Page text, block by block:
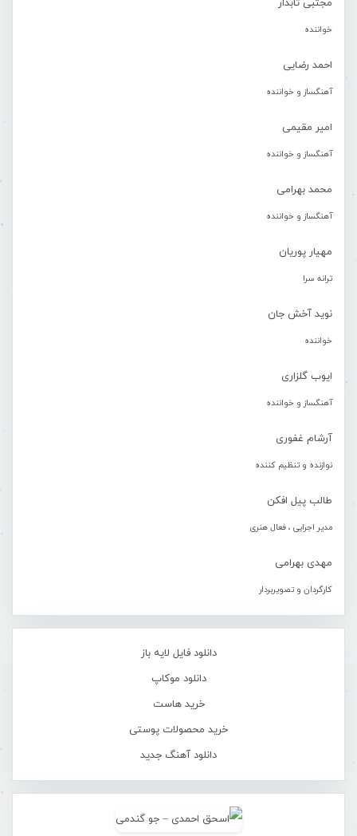
مجتبی تابدار
خواننده
احمد رضایی
آهنگساز و خواننده
امیر مقیمی
آهنگساز و خواننده
محمد بهرامی
آهنگساز و خواننده
مهیار پوریان
ترانه سرا
نوید آخش جان
خواننده
ایوب گلزاری
آهنگساز و خواننده
آرشام غفوری
نوازنده و تنظیم کننده
طالب پیل افکن
مدیر اجرایی ، فعال هنری
مهدی بهرامی
کارگردان و تصویربردار
دانلود فایل لایه باز
دانلود موکاپ
خرید هاست
خرید محصولات پوستی
دانلود آهنگ جدید